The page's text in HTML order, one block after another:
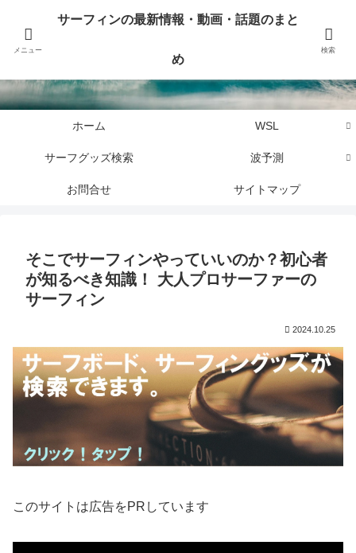
サーフィンに関するニュース・話題や最新情報を写真、画像、動画でまとめて
ホーム WSL
サーフグッズ検索 波予測
お問合せ サイトマップ
そこでサーフィンやっていいのか？初心者
が知るべき知識！ 大人プロサーファーの
サーフィン
2024.10.25
このサイトは広告をPRしています
メニュー
サーフィンの最新情報・動画・話題のまと
め
検索